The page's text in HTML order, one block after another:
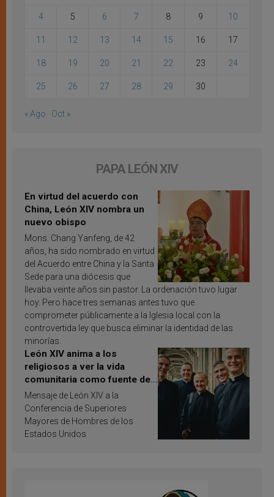
4 5 6 7 8 9 10
11 12 13 14 15 16 17
18 19 20 21 22 23 24
25 26 27 28 29 30
« Ago Oct »
PAPA LEÓN XIV
En virtud del acuerdo con
China, León XIV nombra un
nuevo obispo
Mons. Chang Yanfeng, de 42
años, ha sido nombrado en virtud
del Acuerdo entre China y la Santa
Sede para una diócesis que
llevaba veinte años sin pastor. La ordenación tuvo lugar
hoy. Pero hace tres semanas antes tuvo que
comprometer públicamente a la Iglesia local con la
controvertida ley que busca eliminar la identidad de las
minorías.
León XIV anima a los
religiosos a ver la vida
comunitaria como fuente de
inspiración y santificación
Mensaje de León XIV a la
Conferencia de Superiores
Mayores de Hombres de los
Estados Unidos